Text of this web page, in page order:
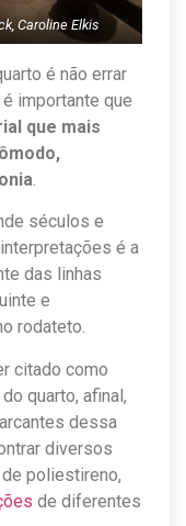
Caroline Elkis
é não errar
importante que
que mais
.
séculos e
é a
das linhas
e
rodateto.
citado como
quarto, afinal,
dessa
diversos
poliestireno,
de diferentes